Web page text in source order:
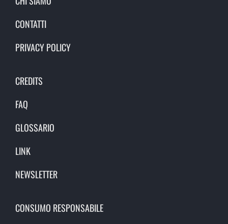
CONTATTI
PRIVACY POLICY
CREDITS
FAQ
GLOSSARIO
LINK
NEWSLETTER
CONSUMO RESPONSABILE